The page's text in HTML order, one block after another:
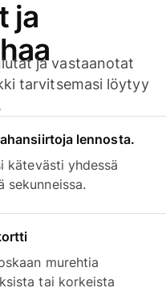
ja
ja vastaanotat
tarvitsemasi löytyy
lennosta.
kätevästi yhdessä
sekunneissa.
murehtia
tai korkeista